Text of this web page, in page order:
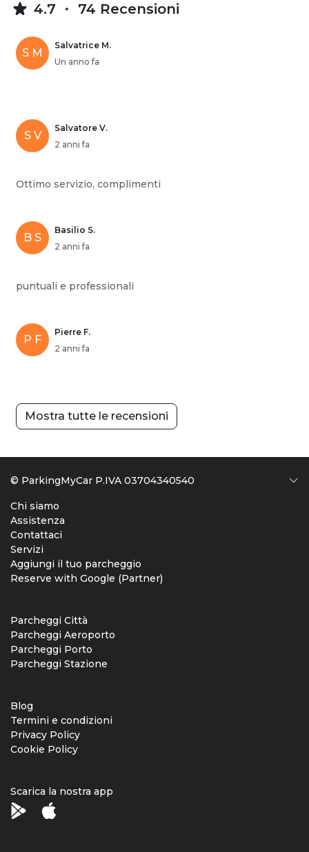
4.7 74 Recensioni
S M
Salvatrice M.
Un anno fa
S V
Salvatore V.
2 anni fa
Ottimo servizio, complimenti
B S
Basilio S.
2 anni fa
puntuali e professionali
P F
Pierre F.
2 anni fa
Mostra tutte le recensioni
© ParkingMyCar P.IVA 03704340540
Chi siamo
Assistenza
Contattaci
Servizi
Aggiungi il tuo parcheggio
Reserve with Google (Partner)
Parcheggi Città
Parcheggi Aeroporto
Parcheggi Porto
Parcheggi Stazione
Blog
Termini e condizioni
Privacy Policy
Cookie Policy
Scarica la nostra app